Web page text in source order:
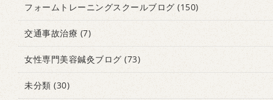
フォームトレーニングスクールブログ (150)
交通事故治療 (7)
女性専門美容鍼灸ブログ (73)
未分類 (30)